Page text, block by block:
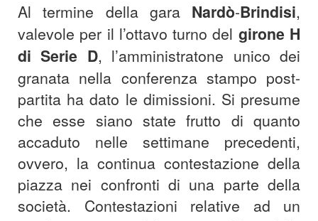
Al termine della gara Nardò-Brindisi,
valevole per il l’ottavo turno del girone H
di Serie D, l’amministratone unico dei
granata nella conferenza stampo post-
partita ha dato le dimissioni. Si presume
che esse siano state frutto di quanto
accaduto nelle settimane precedenti,
ovvero, la continua contestazione della
piazza nei confronti di una parte della
società. Contestazioni relative ad un